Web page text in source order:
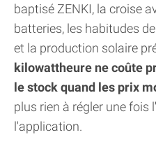
baptisé ZENKI, la croise
batteries, les habitudes
et la production solaire
kilowattheure ne coûte
le stock quand les prix
plus rien à régler une fois
l'application.